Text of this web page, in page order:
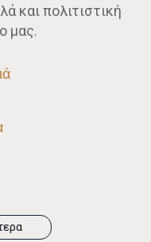
και πολιτιστική
μας.